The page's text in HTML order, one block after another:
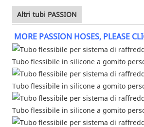
Altri tubi PASSION
MORE PASSION HOSES, PLEASE